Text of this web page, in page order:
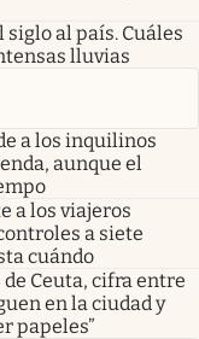
al país. Cuáles
lluvias
a los inquilinos
aunque el
a los viajeros
a siete
cuándo
Ceuta, cifra entre
en la ciudad y
papeles”